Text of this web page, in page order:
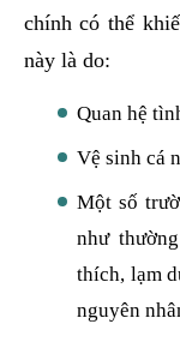
chính có thể
này là do:
Quan hệ
Vệ sinh cá
Một số
như
thích, lạm
nguyên